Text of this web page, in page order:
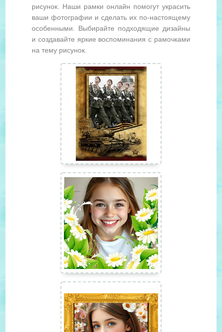
рисунок. Наши рамки онлайн помогут украсить
ваши фотографии и сделать их по-настоящему
особенными. Выбирайте подходящие дизайны
и создавайте яркие воспоминания с рамочками
на тему рисунок.